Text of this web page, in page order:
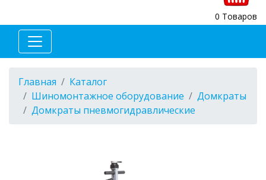
0 Товаров
Главная
Каталог
Шиномонтажное оборудование
Домкраты
Домкраты пневмогидравлические